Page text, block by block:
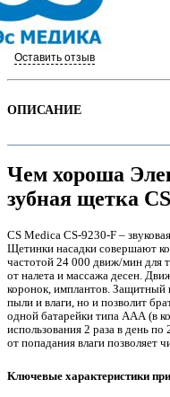
Оставить отзыв
ОПИСАНИЕ
Чем хороша
зубная щетка
CS Medica CS-9230-F –
Щетинки насадки совершают
частотой 24 000 движ/мин для
от налета и массажа десен.
коронок, имплантов. Защитный
пыли и влаги, но и позволит
одной батарейки типа ААА (в
использования 2 раза в день
от попадания влаги позволяет
Ключевые характеристики